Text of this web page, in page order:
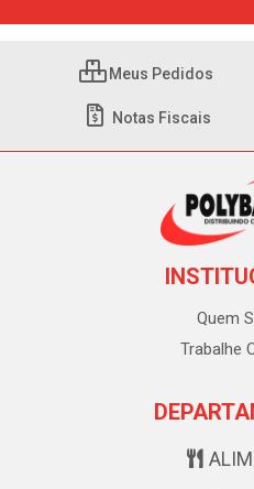
Meus Pedidos
Notas Fiscais
Quem
Trabalhe